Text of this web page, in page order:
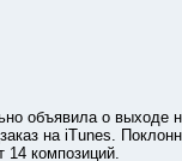
о выходе
на iTunes.
14 композиций.